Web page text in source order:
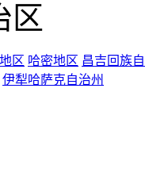
区
区 哈密地区 昌吉回族
伊犁哈萨克自治州